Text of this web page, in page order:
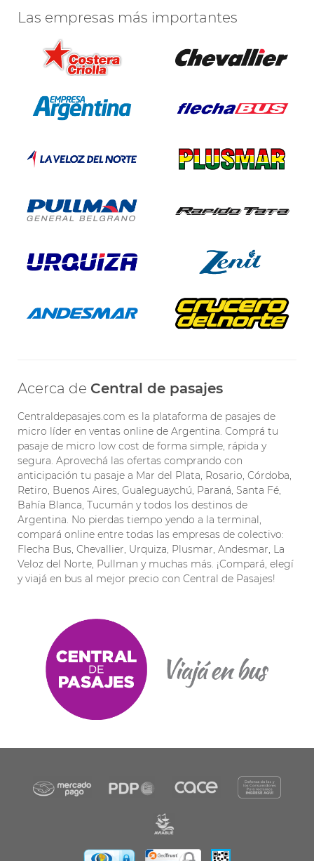
Las empresas más importantes
Acerca de Central de pasajes
Centraldepasajes.com es la plataforma de pasajes de
micro líder en ventas online de Argentina. Comprá tu
pasaje de micro low cost de forma simple, rápida y
segura. Aprovechá las ofertas comprando con
anticipación tu pasaje a Mar del Plata, Rosario, Córdoba,
Retiro, Buenos Aires, Gualeguaychú, Paraná, Santa Fé,
Bahía Blanca, Tucumán y todos los destinos de
Argentina. No pierdas tiempo yendo a la terminal,
compará online entre todas las empresas de colectivo:
Flecha Bus, Chevallier, Urquiza, Plusmar, Andesmar, La
Veloz del Norte, Pullman y muchas más. ¡Compará, elegí
y viajá en bus al mejor precio con Central de Pasajes!